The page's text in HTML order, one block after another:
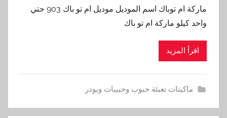
ماركة ام توباك اسم الموديل موديل ام تو باك 903 حتي
واحد كيلو ماركة ام تو باك
اقرأ المزيد
ماكينات تعبئة حبوب وحبيبات وبودر